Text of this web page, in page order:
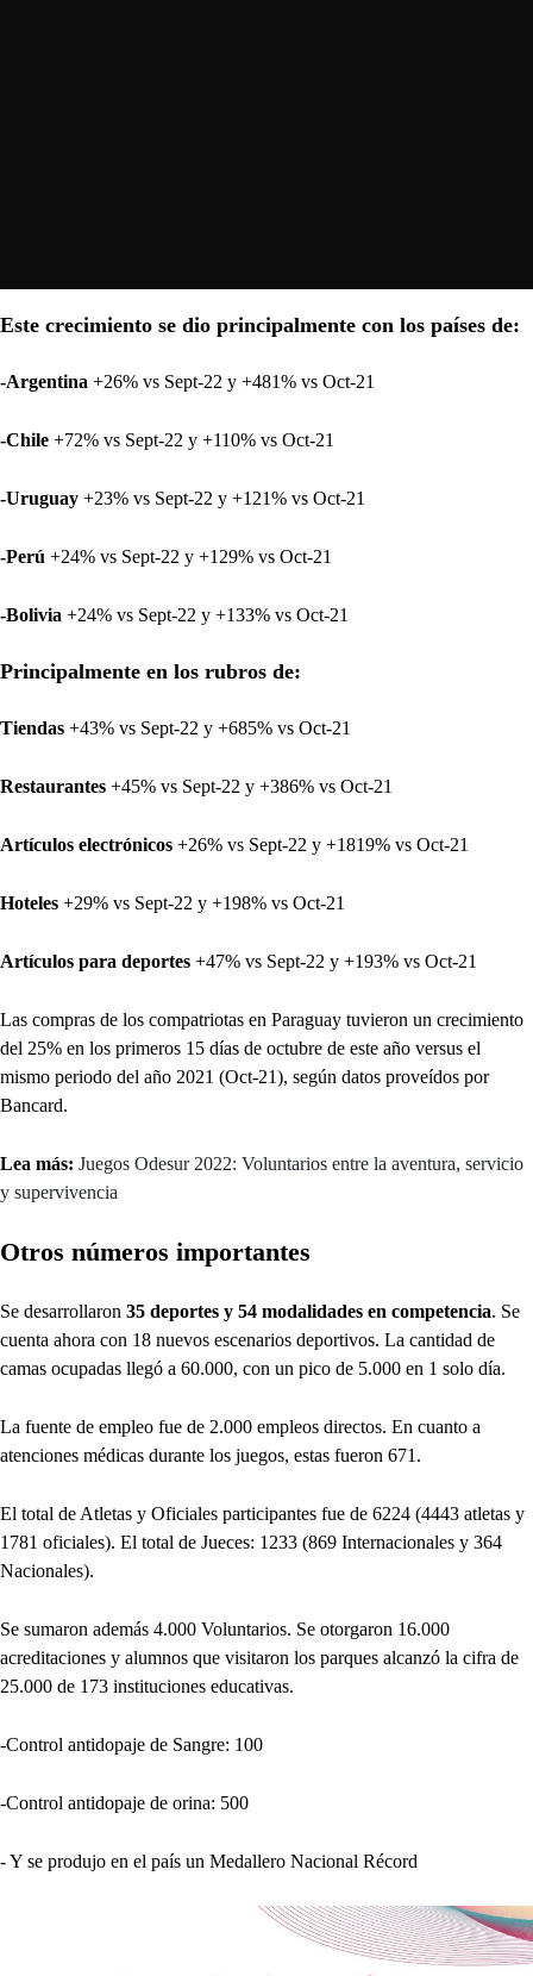
Este crecimiento se dio principalmente con los países de:
-Argentina +26% vs Sept-22 y +481% vs Oct-21
-Chile +72% vs Sept-22 y +110% vs Oct-21
-Uruguay +23% vs Sept-22 y +121% vs Oct-21
-Perú +24% vs Sept-22 y +129% vs Oct-21
-Bolivia +24% vs Sept-22 y +133% vs Oct-21
Principalmente en los rubros de:
Tiendas +43% vs Sept-22 y +685% vs Oct-21
Restaurantes +45% vs Sept-22 y +386% vs Oct-21
Artículos electrónicos +26% vs Sept-22 y +1819% vs Oct-21
Hoteles +29% vs Sept-22 y +198% vs Oct-21
Artículos para deportes +47% vs Sept-22 y +193% vs Oct-21
Las compras de los compatriotas en Paraguay tuvieron un crecimiento
del 25% en los primeros 15 días de octubre de este año versus el
mismo periodo del año 2021 (Oct-21), según datos proveídos por
Bancard.
Lea más: Juegos Odesur 2022: Voluntarios entre la aventura, servicio
y supervivencia
Otros números importantes
Se desarrollaron 35 deportes y 54 modalidades en competencia. Se
cuenta ahora con 18 nuevos escenarios deportivos. La cantidad de
camas ocupadas llegó a 60.000, con un pico de 5.000 en 1 solo día.
La fuente de empleo fue de 2.000 empleos directos. En cuanto a
atenciones médicas durante los juegos, estas fueron 671.
El total de Atletas y Oficiales participantes fue de 6224 (4443 atletas y
1781 oficiales). El total de Jueces: 1233 (869 Internacionales y 364
Nacionales).
Se sumaron además 4.000 Voluntarios. Se otorgaron 16.000
acreditaciones y alumnos que visitaron los parques alcanzó la cifra de
25.000 de 173 instituciones educativas.
-Control antidopaje de Sangre: 100
-Control antidopaje de orina: 500
- Y se produjo en el país un Medallero Nacional Récord